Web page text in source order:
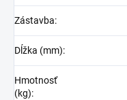
Zástavba:
Dĺžka (mm):
Hmotnosť
(kg):